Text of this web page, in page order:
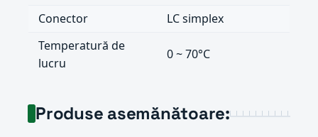
Conector
LC simplex
Temperatură de
lucru
0 ~ 70°C
Produse asemănătoare: